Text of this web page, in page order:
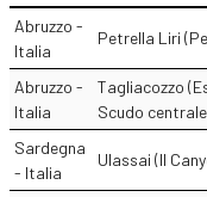
Abruzzo -
Italia
Petrella Liri
Abruzzo -
Italia
Tagliacozzo
Scudo
Sardegna
- Italia
Ulassai (Il